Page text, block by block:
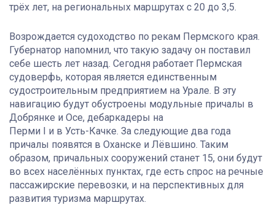
трёх лет, на региональных маршрутах с 20 до 3,5.
Возрождается судоходство по рекам Пермского края.
Губернатор напомнил, что такую задачу он поставил
себе шесть лет назад. Сегодня работает Пермская
судоверфь, которая является единственным
судостроительным предприятием на Урале. В эту
навигацию будут обустроены модульные причалы в
Добрянке и Осе, дебаркадеры на
Перми I и в Усть-Качке. За следующие два года
причалы появятся в Оханске и Лёвшино. Таким
образом, причальных сооружений станет 15, они будут
во всех населённых пунктах, где есть спрос на речные
пассажирские перевозки, и на перспективных для
развития туризма маршрутах.